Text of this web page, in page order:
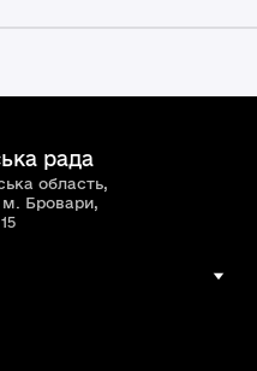
рада
область,
м. Бровари,